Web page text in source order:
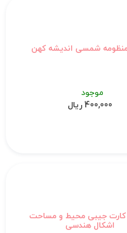
شمسی اندیشه کهن
موجود
400,000 ریال
کارت جیبی محیط و مساحت
اشکال هندسی